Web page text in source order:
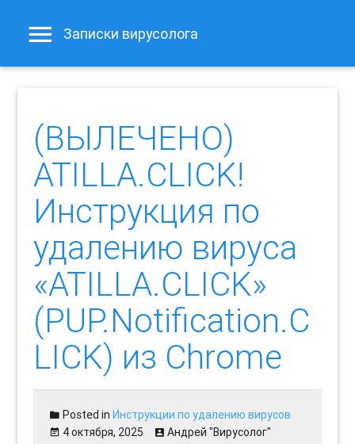
Записки вирусолога
(ВЫЛЕЧЕНО)
ATILLA.CLICK!
Инструкция по
удалению вируса
«ATILLA.CLICK»
(PUP.Notification.C
LICK) из Chrome
Posted inИнструкции по удалению вирусов
4 октября, 2025
Андрей "Вирусолог"